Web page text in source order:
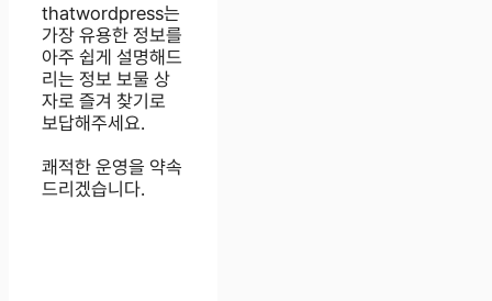
thatwordpress는
가장 유용한 정보를
아주 쉽게 설명해드
리는 정보 보물 상
자로 즐겨 찾기로
보답해주세요.
쾌적한 운영을 약속
드리겠습니다.